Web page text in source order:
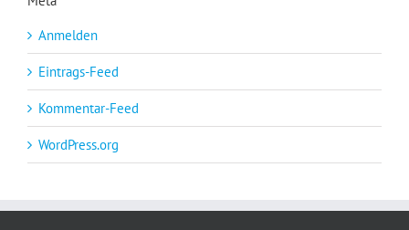
Anmelden
Eintrags-Feed
Kommentar-Feed
WordPress.org